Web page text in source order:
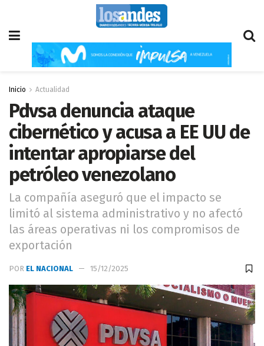
Inicio Actualidad
Pdvsa denuncia ataque
cibernético y acusa a EE UU de
intentar apropiarse del
petróleo venezolano
La compañía aseguró que el impacto se
limitó al sistema administrativo y no afectó
las áreas operativas ni los compromisos de
exportación
POR EL NACIONAL 15/12/2025